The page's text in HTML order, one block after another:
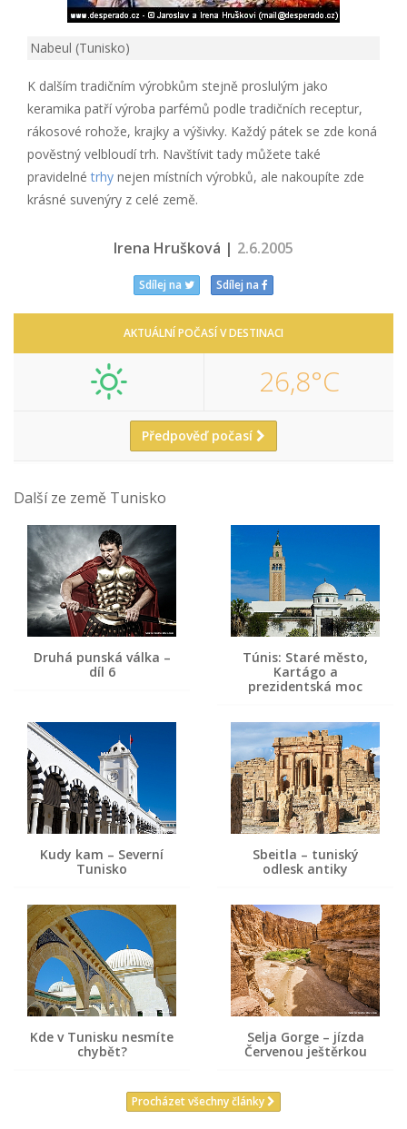
Nabeul (Tunisko)
K dalším tradičním výrobkům stejně proslulým jako
keramika patří výroba parfémů podle tradičních receptur,
rákosové rohože, krajky a výšivky. Každý pátek se zde koná
pověstný velbloudí trh. Navštívit tady můžete také
pravidelnétrhy nejen místních výrobků, ale nakoupíte zde
krásné suvenýry z celé země.
Irena Hrušková | 2.6.2005
Sdílej na Sdílej na
AKTUÁLNÍ POČASÍ V DESTINACI
26,8°C
Předpověď počasí
Další ze země Tunisko
Druhá punská válka –
díl 6
Túnis: Staré město,
Kartágo a
prezidentská moc
Kudy kam – Severní
Tunisko
Sbeitla – tuniský
odlesk antiky
Kde v Tunisku nesmíte
chybět?
Selja Gorge – jízda
Červenou ještěrkou
Procházet všechny články